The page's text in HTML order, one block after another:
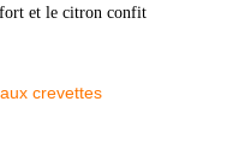
et le citron confit